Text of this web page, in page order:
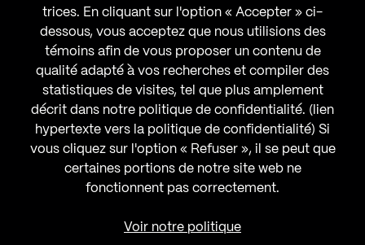
CONTACT/FAQ
DEVENIR MEMBRE
trices. En cliquant sur l'option « Accepter » ci-
dessous, vous acceptez que nous utilisions des
témoins afin de vous proposer un contenu de
qualité adapté à vos recherches et compiler des
statistiques de visites, tel que plus amplement
décrit dans notre politique de confidentialité. (lien
hypertexte vers la politique de confidentialité) Si
vous cliquez sur l'option « Refuser », il se peut que
certaines portions de notre site web ne
fonctionnent pas correctement.
Voir notre politique